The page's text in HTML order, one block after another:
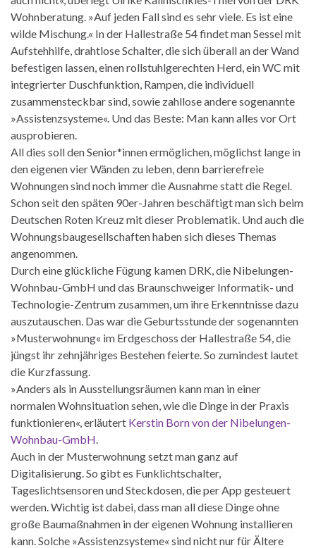
Wohnberatung. »Auf jeden Fall sind es sehr viele. Es ist eine
wilde Mischung.« In der Hallestraße 54 findet man Sessel mit
Aufstehhilfe, drahtlose Schalter, die sich überall an der Wand
befestigen lassen, einen rollstuhlgerechten Herd, ein WC mit
integrierter Duschfunktion‎, Rampen, die individuell
zusammensteckbar sind, sowie zahllose andere sogenannte
»Assistenzsysteme«. Und das Beste: Man kann alles vor Ort
ausprobieren.
All dies soll den Senior*innen ermöglichen, möglichst lange in
den eigenen vier Wänden zu leben, denn barrierefreie
Wohnungen sind noch immer die Ausnahme statt die Regel.
Schon seit den späten 90er-Jahren beschäftigt man sich beim
Deutschen Roten Kreuz mit dieser Problematik. Und auch die
Wohnungsbaugesellschaften haben sich dieses Themas
angenommen.
Durch eine glückliche Fügung kamen DRK, die Nibelungen-
Wohnbau-GmbH und das Braunschweiger Informatik- und
Technologie-Zentrum zusammen, um ihre Erkenntnisse dazu
auszutauschen. Das war die Geburtsstunde der sogenannten
»Musterwohnung« im Erdgeschoss der Hallestraße 54, die
jüngst ihr zehnjähriges Bestehen feierte. So zumindest lautet
die Kurzfassung.
»Anders als in Ausstellungsräumen kann man in einer
normalen Wohnsituation sehen, wie die Dinge in der Praxis
funktionieren«, erläutert Kerstin Born von der Nibelungen-
Wohnbau-GmbH.
Auch in der Musterwohnung setzt man ganz auf
Digitalisierung. So gibt es Funklichtschalter,
Tageslichtsensoren und Steckdosen, die per App gesteuert
werden. Wichtig ist dabei, dass man all diese Dinge ohne
große Baumaßnahmen in der eigenen Wohnung installieren
kann. Solche »Assistenzsysteme« sind nicht nur für Ältere